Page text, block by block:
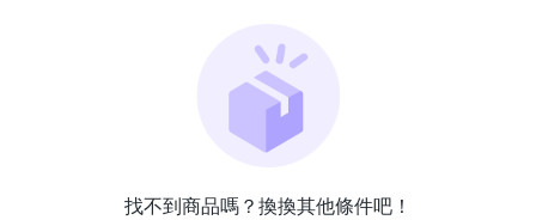
找不到商品嗎？換換其他條件吧！